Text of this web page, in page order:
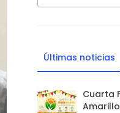
Últimas noticias
Cuarta
Amarillo